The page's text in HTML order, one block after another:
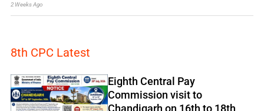
2 Weeks Ago
8th CPC Latest
Eighth Central Pay
Commission visit to